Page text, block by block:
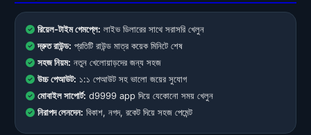
রিয়েল-টাইম গেমপ্লে: লাইভ ডিলারের সাথে সরাসরি খেলুন
দ্রুত রাউন্ড: প্রতিটি রাউন্ড মাত্র কয়েক মিনিটে শেষ
সহজ নিয়ম: নতুন খেলোয়াড়দের জন্য সহজ
উচ্চ পেআউট: ১:১ পেআউট সহ ভালো জয়ের সুযোগ
মোবাইল সাপোর্ট: d9999 app দিয়ে যেকোনো সময় খেলুন
নিরাপদ লেনদেন: বিকাশ, নগদ, রকেট দিয়ে সহজ পেমেন্ট